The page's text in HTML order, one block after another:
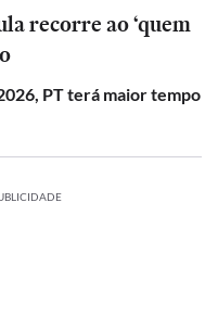
recorre ao ‘quem
PT terá maior tempo